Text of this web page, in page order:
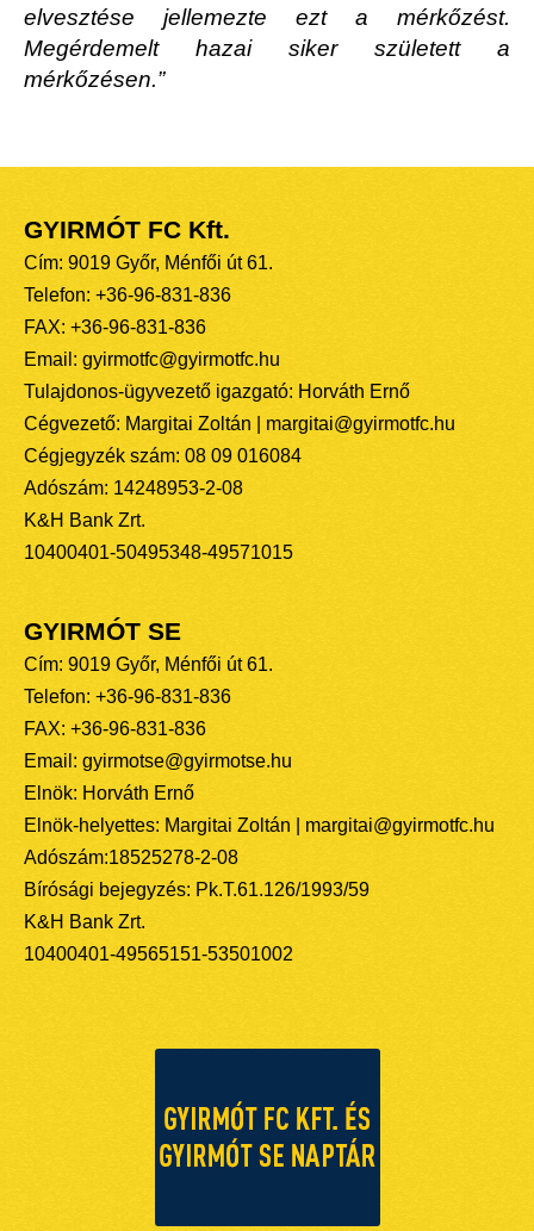
elvesztése jellemezte ezt a mérkőzést.
Megérdemelt hazai siker született a
mérkőzésen.”
GYIRMÓT FC Kft.
Cím: 9019 Győr, Ménfői út 61.
Telefon: +36-96-831-836
FAX: +36-96-831-836
Email: gyirmotfc@gyirmotfc.hu
Tulajdonos-ügyvezető igazgató: Horváth Ernő
Cégvezető: Margitai Zoltán | margitai@gyirmotfc.hu
Cégjegyzék szám: 08 09 016084
Adószám: 14248953-2-08
K&H Bank Zrt.
10400401-50495348-49571015
GYIRMÓT SE
Cím: 9019 Győr, Ménfői út 61.
Telefon: +36-96-831-836
FAX: +36-96-831-836
Email: gyirmotse@gyirmotse.hu
Elnök: Horváth Ernő
Elnök-helyettes: Margitai Zoltán | margitai@gyirmotfc.hu
Adószám:18525278-2-08
Bírósági bejegyzés: Pk.T.61.126/1993/59
K&H Bank Zrt.
10400401-49565151-53501002